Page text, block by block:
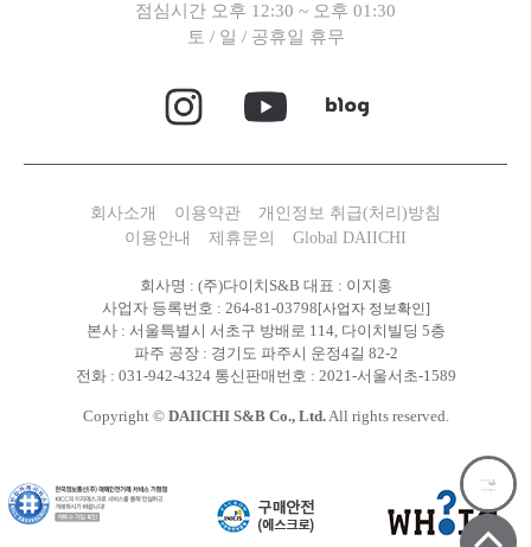
점심시간 오후 12:30 ~ 오후 01:30
토 / 일 / 공휴일 휴무
회사소개 이용약관
개인정보 취급(처리)방침
이용안내
제휴문의 Global DAIICHI
회사명 : (주)다이치S&B 대표 : 이지홍
사업자 등록번호 : 264-81-03798 [사업자 정보확인]
본사 : 서울특별시 서초구 방배로 114, 다이치빌딩 5층
파주 공장 : 경기도 파주시 운정4길 82-2
전화 : 031-942-4324 통신판매번호 : 2021-서울서초-1589
Copyright © DAIICHI S&B Co., Ltd.All rights reserved.